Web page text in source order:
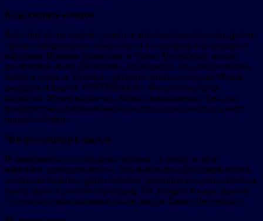
Куда сходить в марте
Если погода не радует, посетите арт-пространства или другие
места с интересными объектами и сохранением культурного
наследия. Помимо Эрмитажа, в Санкт-Петербурге можно
посмотреть более 200 музеев, подходящих под предпочтения
любого туриста. Семьям с детьми придется по душе Музей
рекордов и фактов «ТИТИКАКА». Фанатов истории
порадуют Музей кирпича и Музей пивоварения. Тем, кто
предпочитает современное искусство, стоит посетить лофт-
проект «Этажи».
Что посмотреть в апреле
В зависимости от погодных условий, в марте-апреле
начинают разводить мосты. Это наиболее подходящее время,
чтобы насладиться удивительным зрелищем и прочувствовать
уникальность речной навигации. Расписание можно заранее
уточнить на официальном сайте мостов Санкт-Петербурга.